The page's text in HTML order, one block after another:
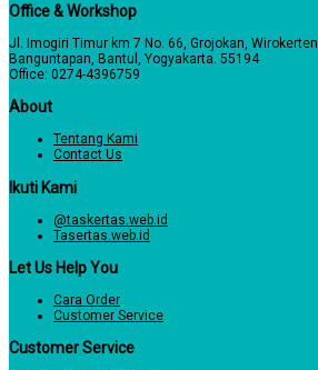
Office & Workshop
Jl. Imogiri Timur km 7 No. 66, Grojokan, Wirokerten
Banguntapan, Bantul, Yogyakarta. 55194
Office: 0274-4396759
About
Tentang Kami
Contact Us
Ikuti Kami
@taskertas.web.id
Tasertas.web.id
Let Us Help You
Cara Order
Customer Service
Customer Service